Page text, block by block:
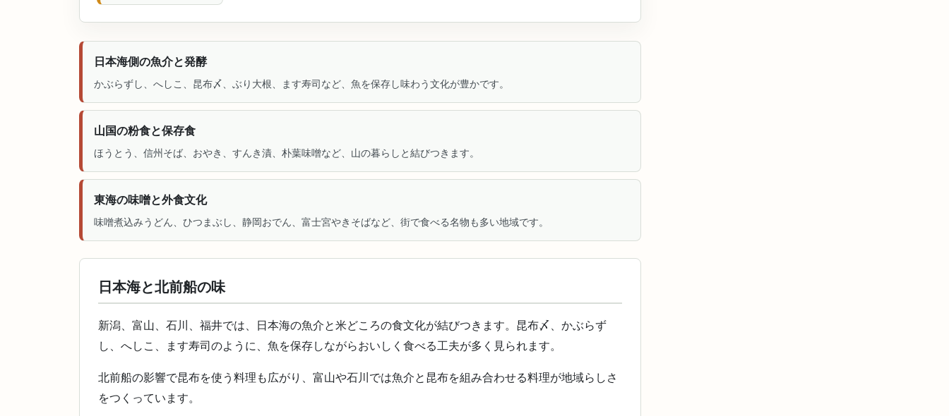
日本海側の魚介と発酵
かぶらずし、へしこ、昆布〆、ぶり大根、ます寿司など、魚を保存し味わう文化が豊かです。
山国の粉食と保存食
ほうとう、信州そば、おやき、すんき漬、朴葉味噌など、山の暮らしと結びつきます。
東海の味噌と外食文化
味噌煮込みうどん、ひつまぶし、静岡おでん、富士宮やきそばなど、街で食べる名物も多い地域です。
日本海と北前船の味
新潟、富山、石川、福井では、日本海の魚介と米どころの食文化が結びつきます。昆布〆、かぶらず
し、へしこ、ます寿司のように、魚を保存しながらおいしく食べる工夫が多く見られます。
北前船の影響で昆布を使う料理も広がり、富山や石川では魚介と昆布を組み合わせる料理が地域らしさ
をつくっています。